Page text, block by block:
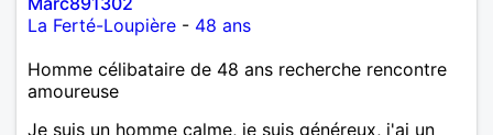
La Ferté-Loupière - 48 ans
Homme célibataire de 48 ans recherche rencontre
amoureuse
Je suis un homme calme, je suis généreux, j'ai un